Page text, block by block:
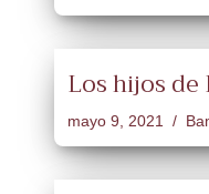
Los hijos de
mayo 9, 2021